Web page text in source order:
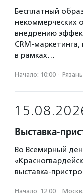
Бесплатный
некоммерческих
внедрению
CRM-маркетинга,
в рамках…
Начало: 10:00 · Рязань
Выставка-
Во Всемирный
выставка-
Начало: 12:00 ·